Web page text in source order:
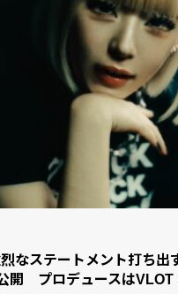
なステートメント打ち出
開 プロデュースはVLOT